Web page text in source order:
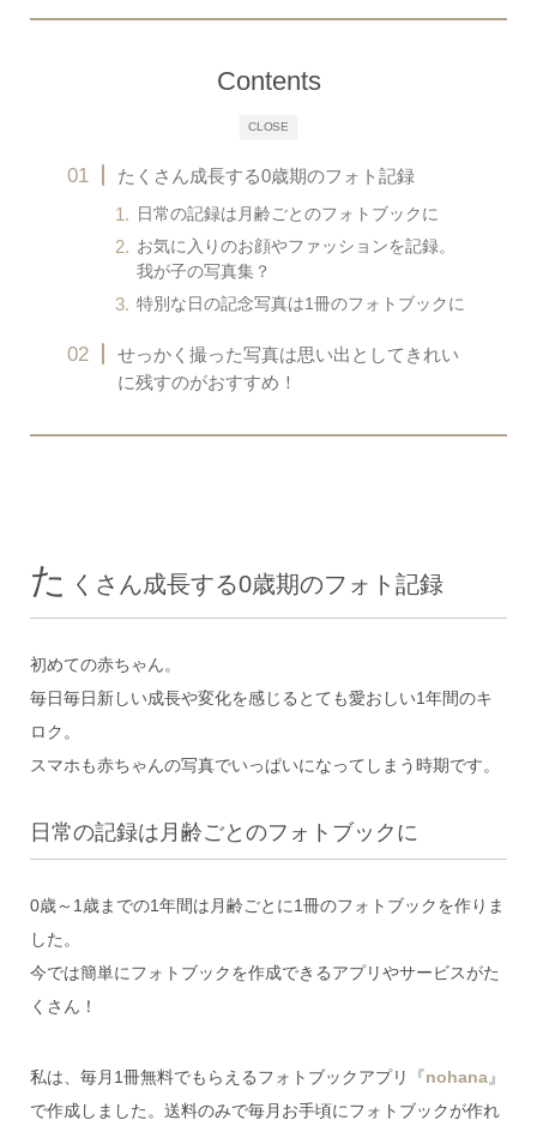
CLOSE
Contents
たくさん成長する0歳期のフォト記録
日常の記録は月齢ごとのフォトブックに
お気に入りのお顔やファッションを記録。
我が子の写真集？
特別な日の記念写真は1冊のフォトブックに
せっかく撮った写真は思い出としてきれい
に残すのがおすすめ！
た くさん成長する0歳期のフォト記録
初めての赤ちゃん。
毎日毎日新しい成長や変化を感じるとても愛おしい1年間のキ
ロク。
スマホも赤ちゃんの写真でいっぱいになってしまう時期です。
日常の記録は月齢ごとのフォトブックに
0歳～1歳までの1年間は月齢ごとに1冊のフォトブックを作りま
した。
今では簡単にフォトブックを作成できるアプリやサービスがた
くさん！
私は、毎月1冊無料でもらえるフォトブックアプリ『nohana』
で作成しました。送料のみで毎月お手頃にフォトブックが作れ